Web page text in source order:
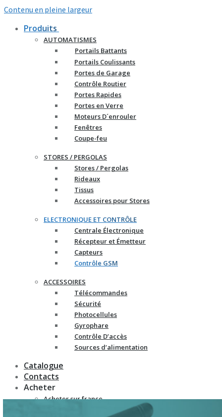
Contenu en pleine largeur
Produits
AUTOMATISMES
Portails Battants
Portails Coulissants
Portes de Garage
Contrôle Routier
Portes Rapides
Portes en Verre
Moteurs D´enrouler
Fenêtres
Coupe-feu
STORES / PERGOLAS
Stores / Pergolas
Rideaux
Tissus
Accessoires pour Stores
ELECTRONIQUE ET CONTRÔLE
Centrale Électronique
Récepteur et Émetteur
Capteurs
Contrôle GSM
ACCESSOIRES
Télécommandes
Sécurité
Photocellules
Gyrophare
Contrôle D’accès
Sources d’alimentation
Catalogue
Contacts
Acheter
Acheter sur france-